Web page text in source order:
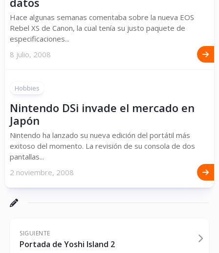
Hace algunas semanas comentaba sobre la nueva EOS
Rebel XS de Canon, la cual tenía su justo paquete de
especificaciones...
8 julio, 2008
Hobbies
Nintendo DSi invade el mercado en
Japón
Nintendo ha lanzado su nueva edición del portátil más
exitoso del momento. La revisión de su consola de dos
pantallas...
2 noviembre, 2008
SIGUIENTE
Portada de Yoshi Island 2